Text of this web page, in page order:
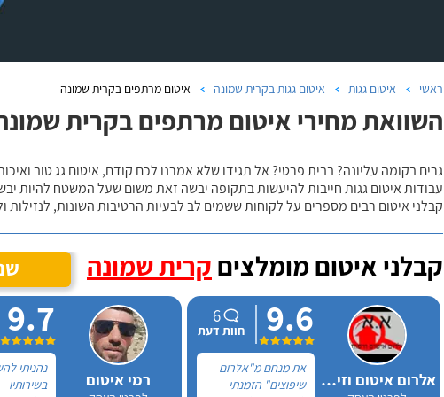
ראשי איטום גגות איטום גגות בקרית שמונה איטום מרתפים בקרית שמונה
השוואת מחירי איטום מרתפים בקרית
גרים בקומה עליונה? בבית פרטי? אל תגידו שלא אמרנו לכם קודם, איטום גג טוב
עבודות איטום גגות חייבות להיעשות בתקופה יבשה זאת משום שעל המשטח להיות
קבלני איטום רבים מספרים על לקוחות ששמים לב לבעיות הרטיבות השונות,
קבלני איטום מומלצים קרית שמונה
אלרום איטום וזיפות
9.6
6
חוות דעת
את מנחם מ"אלרום
שיפוצים" הזמנתי
רמי איטום
9.7
נהניתי
בשירותיו